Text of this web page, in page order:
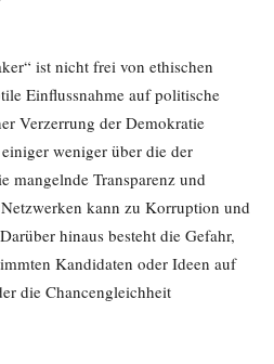
ist nicht frei von ethischen
Einflussnahme auf politische
Verzerrung der Demokratie
weniger über die der
mangelnde Transparenz und
kann zu Korruption und
hinaus besteht die Gefahr,
Kandidaten oder Ideen auf
die Chancengleichheit